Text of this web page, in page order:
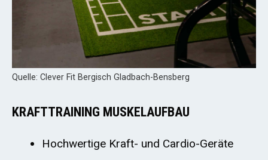
Quelle: Clever Fit Bergisch Gladbach-Bensberg
KRAFTTRAINING MUSKELAUFBAU
Hochwertige Kraft- und Cardio-Geräte